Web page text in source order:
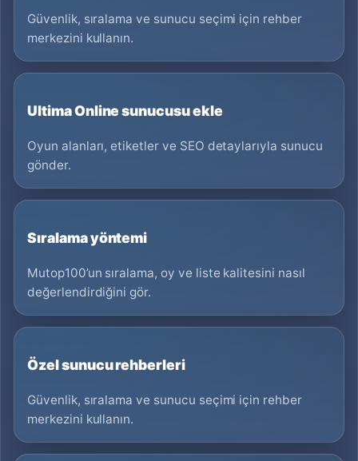
Güvenlik, sıralama ve sunucu seçimi için rehber
merkezini kullanın.
Ultima Online sunucusu ekle
Oyun alanları, etiketler ve SEO detaylarıyla sunucu
gönder.
Sıralama yöntemi
Mutop100’un sıralama, oy ve liste kalitesini nasıl
değerlendirdiğini gör.
Özel sunucu rehberleri
Güvenlik, sıralama ve sunucu seçimi için rehber
merkezini kullanın.